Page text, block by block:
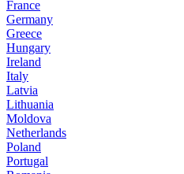
France
Germany
Greece
Hungary
Ireland
Italy
Latvia
Lithuania
Moldova
Netherlands
Poland
Portugal